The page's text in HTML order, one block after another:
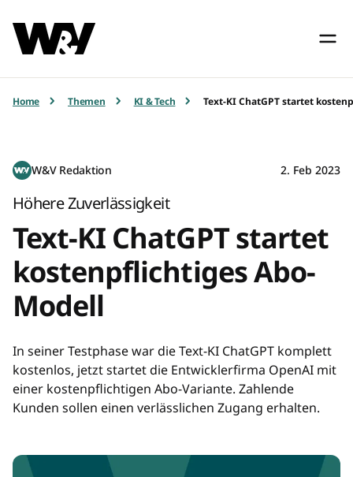
Home Themen KI & Tech Text-KI ChatGPT startet
W&V Redaktion 2. Feb 2023
Höhere Zuverlässigkeit
Text-KI ChatGPT startet
kostenpflichtiges Abo-
Modell
In seiner Testphase war die Text-KI ChatGPT komplett
kostenlos, jetzt startet die Entwicklerfirma OpenAI mit
einer kostenpflichtigen Abo-Variante. Zahlende
Kunden sollen einen verlässlichen Zugang erhalten.